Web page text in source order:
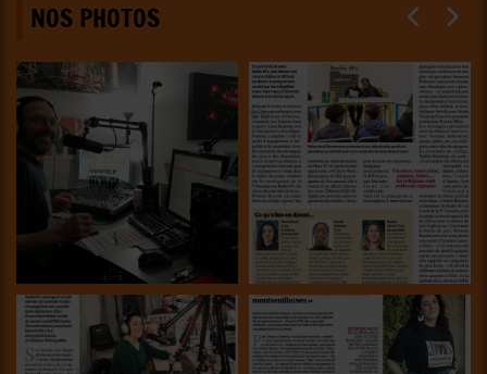
NOS PHOTOS